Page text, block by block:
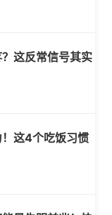
这反常信号其实
这4个吃饭习惯